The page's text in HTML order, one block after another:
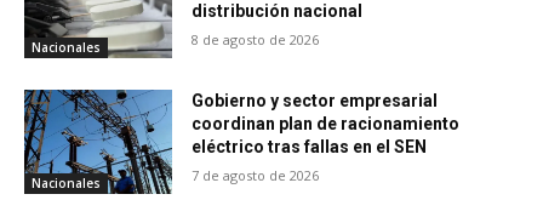
Nacionales
distribución nacional
8 de agosto de 2026
Nacionales
Gobierno y sector empresarial
coordinan plan de racionamiento
eléctrico tras fallas en el SEN
7 de agosto de 2026